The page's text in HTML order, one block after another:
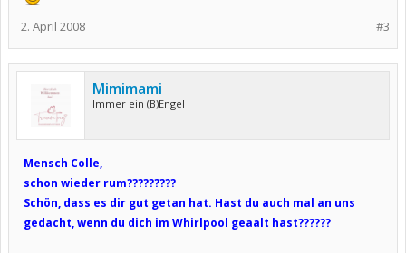
#3
2. April 2008
Mimimami
Immer ein (B)Engel
Mensch Colle,
schon wieder rum?????????
Schön, dass es dir gut getan hat. Hast du auch mal an uns
gedacht, wenn du dich im Whirlpool geaalt hast??????